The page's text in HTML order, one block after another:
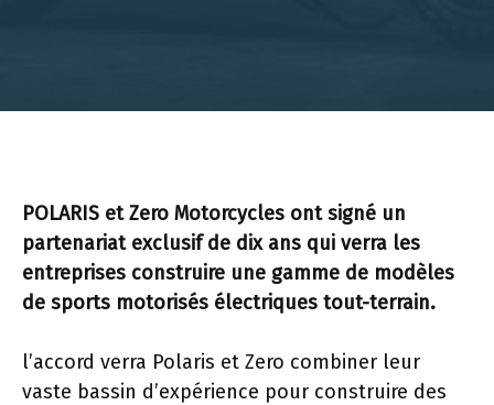
POLARIS et Zero Motorcycles ont signé un
partenariat exclusif de dix ans qui verra les
entreprises construire une gamme de modèles
de sports motorisés électriques tout-terrain.
l’accord verra Polaris et Zero combiner leur
vaste bassin d’expérience pour construire des